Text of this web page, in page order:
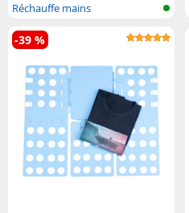
Réchauffe mains
-39 %